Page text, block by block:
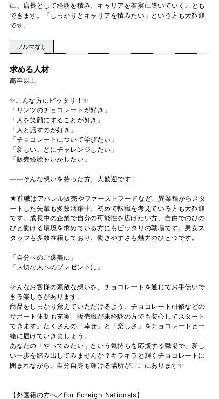
に、店長として経験を積み、キャリアを着実に築いていくことも
できます。「しっかりとキャリアを積みたい」という方も大歓迎
です。
ノルマなし
求める人材
高卒以上
✨こんな方にピッタリ！✨
「リンツのチョコレートが好き」
「人を笑顔にすることが好き」
「人と話すのが好き」
「チョコレートについて学びたい」
「新しいことにチャレンジしたい」
「販売経験をいかしたい」
――そんな想いを持った方、大歓迎です！
★前職はアパレル販売やファーストフードなど、異業種からスタ
ートした先輩も多数活躍中。初めて転職を考えている方も大歓迎
です。成長中の企業で自分の可能性を広げたい方、自由でのびの
びと働ける環境を求めている方にもピッタリの職場です。男女ス
タッフも多数在籍しており、働きやすさも魅力のひとつです。
「自分へのご褒美に」
「大切な人へのプレゼントに」
そんなお客様の素敵な想いを、チョコレートを通じてお手伝いで
きる楽しさがあります。
商品をしっかり覚えていただけるよう、チョコレート研修などの
サポート体制も充実。販売職が未経験の方でも安心してスタート
できます。たくさんの「幸せ」と「楽しさ」をチョコレートと一
緒に届けていきましょう。
あなたの「やってみたい」という気持ちを応援する職場で、新し
い一歩を踏み出してみませんか？キラキラと輝くチョコレートに
囲まれながら、自分自身も輝ける場所がここにあります✨
【外国籍の方へ／For Foreign Nationals】